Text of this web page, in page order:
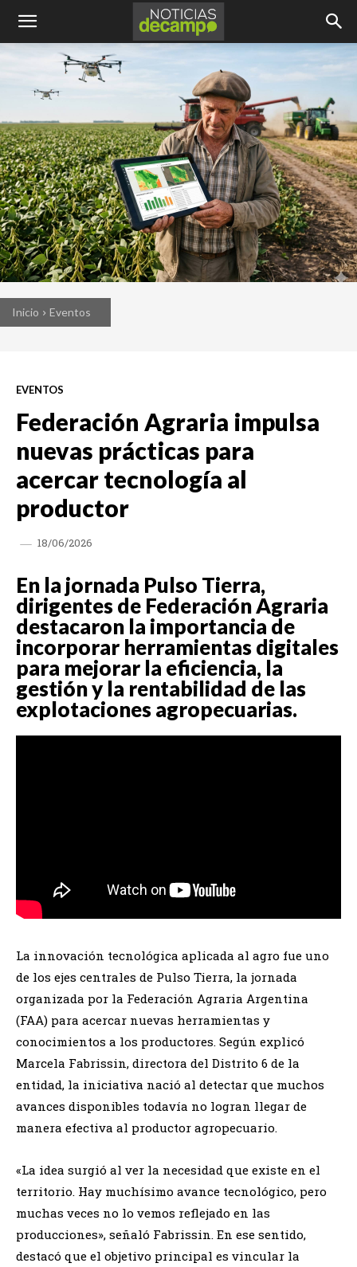
Inicio Eventos
EVENTOS
Federación Agraria impulsa
nuevas prácticas para
acercar tecnología al
productor
18/06/2026
En la jornada Pulso Tierra,
dirigentes de Federación Agraria
destacaron la importancia de
incorporar herramientas digitales
para mejorar la eficiencia, la
gestión y la rentabilidad de las
explotaciones agropecuarias.
La innovación tecnológica aplicada al agro fue uno
de los ejes centrales de Pulso Tierra, la jornada
organizada por la Federación Agraria Argentina
(FAA) para acercar nuevas herramientas y
conocimientos a los productores. Según explicó
Marcela Fabrissin, directora del Distrito 6 de la
entidad, la iniciativa nació al detectar que muchos
avances disponibles todavía no logran llegar de
manera efectiva al productor agropecuario.
«La idea surgió al ver la necesidad que existe en el
territorio. Hay muchísimo avance tecnológico, pero
muchas veces no lo vemos reflejado en las
producciones», señaló Fabrissin. En ese sentido,
destacó que el objetivo principal es vincular la